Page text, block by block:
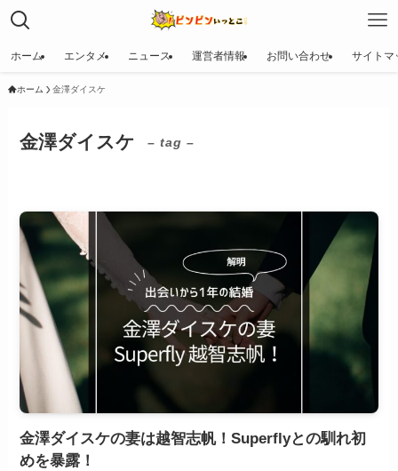
ホーム エンタメ ニュース 運営者情報 お問い合わせ サイトマ
ホーム 金澤ダイスケ
金澤ダイスケ – tag –
金澤ダイスケの妻は越智志帆！Superflyとの馴れ初
めを暴露！